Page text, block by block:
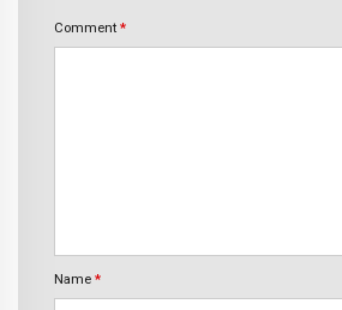
Comment *
Name *